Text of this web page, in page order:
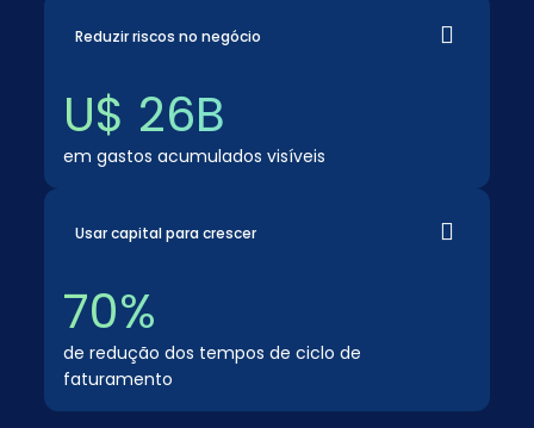
Reduzir riscos no negócio
U$ 26B
em gastos acumulados visíveis
Usar capital para crescer
70%
de redução dos tempos de ciclo de
faturamento